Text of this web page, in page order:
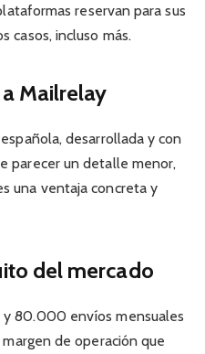
reservan para sus
casos, incluso más.
Mailrelay
desarrollada y con
parecer un detalle menor,
una ventaja concreta y
del mercado
80.000 envíos mensuales
de operación que